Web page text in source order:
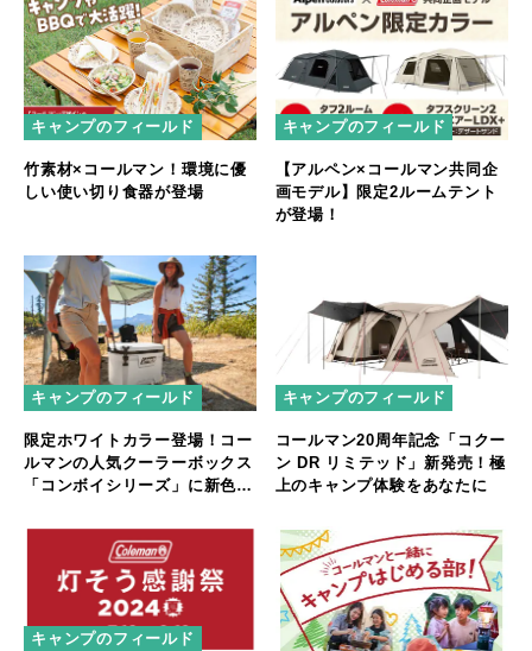
キャンプのフィールド
竹素材×コールマン！環境に優
しい使い切り食器が登場
キャンプのフィールド
【アルペン×コールマン共同企
画モデル】限定2ルームテント
が登場！
キャンプのフィールド
限定ホワイトカラー登場！コー
ルマンの人気クーラーボックス
「コンボイシリーズ」に新色追
キャンプのフィールド
コールマン20周年記念「コクー
ン DR リミテッド」新発売！極
上のキャンプ体験をあなたに
キャンプのフィールド